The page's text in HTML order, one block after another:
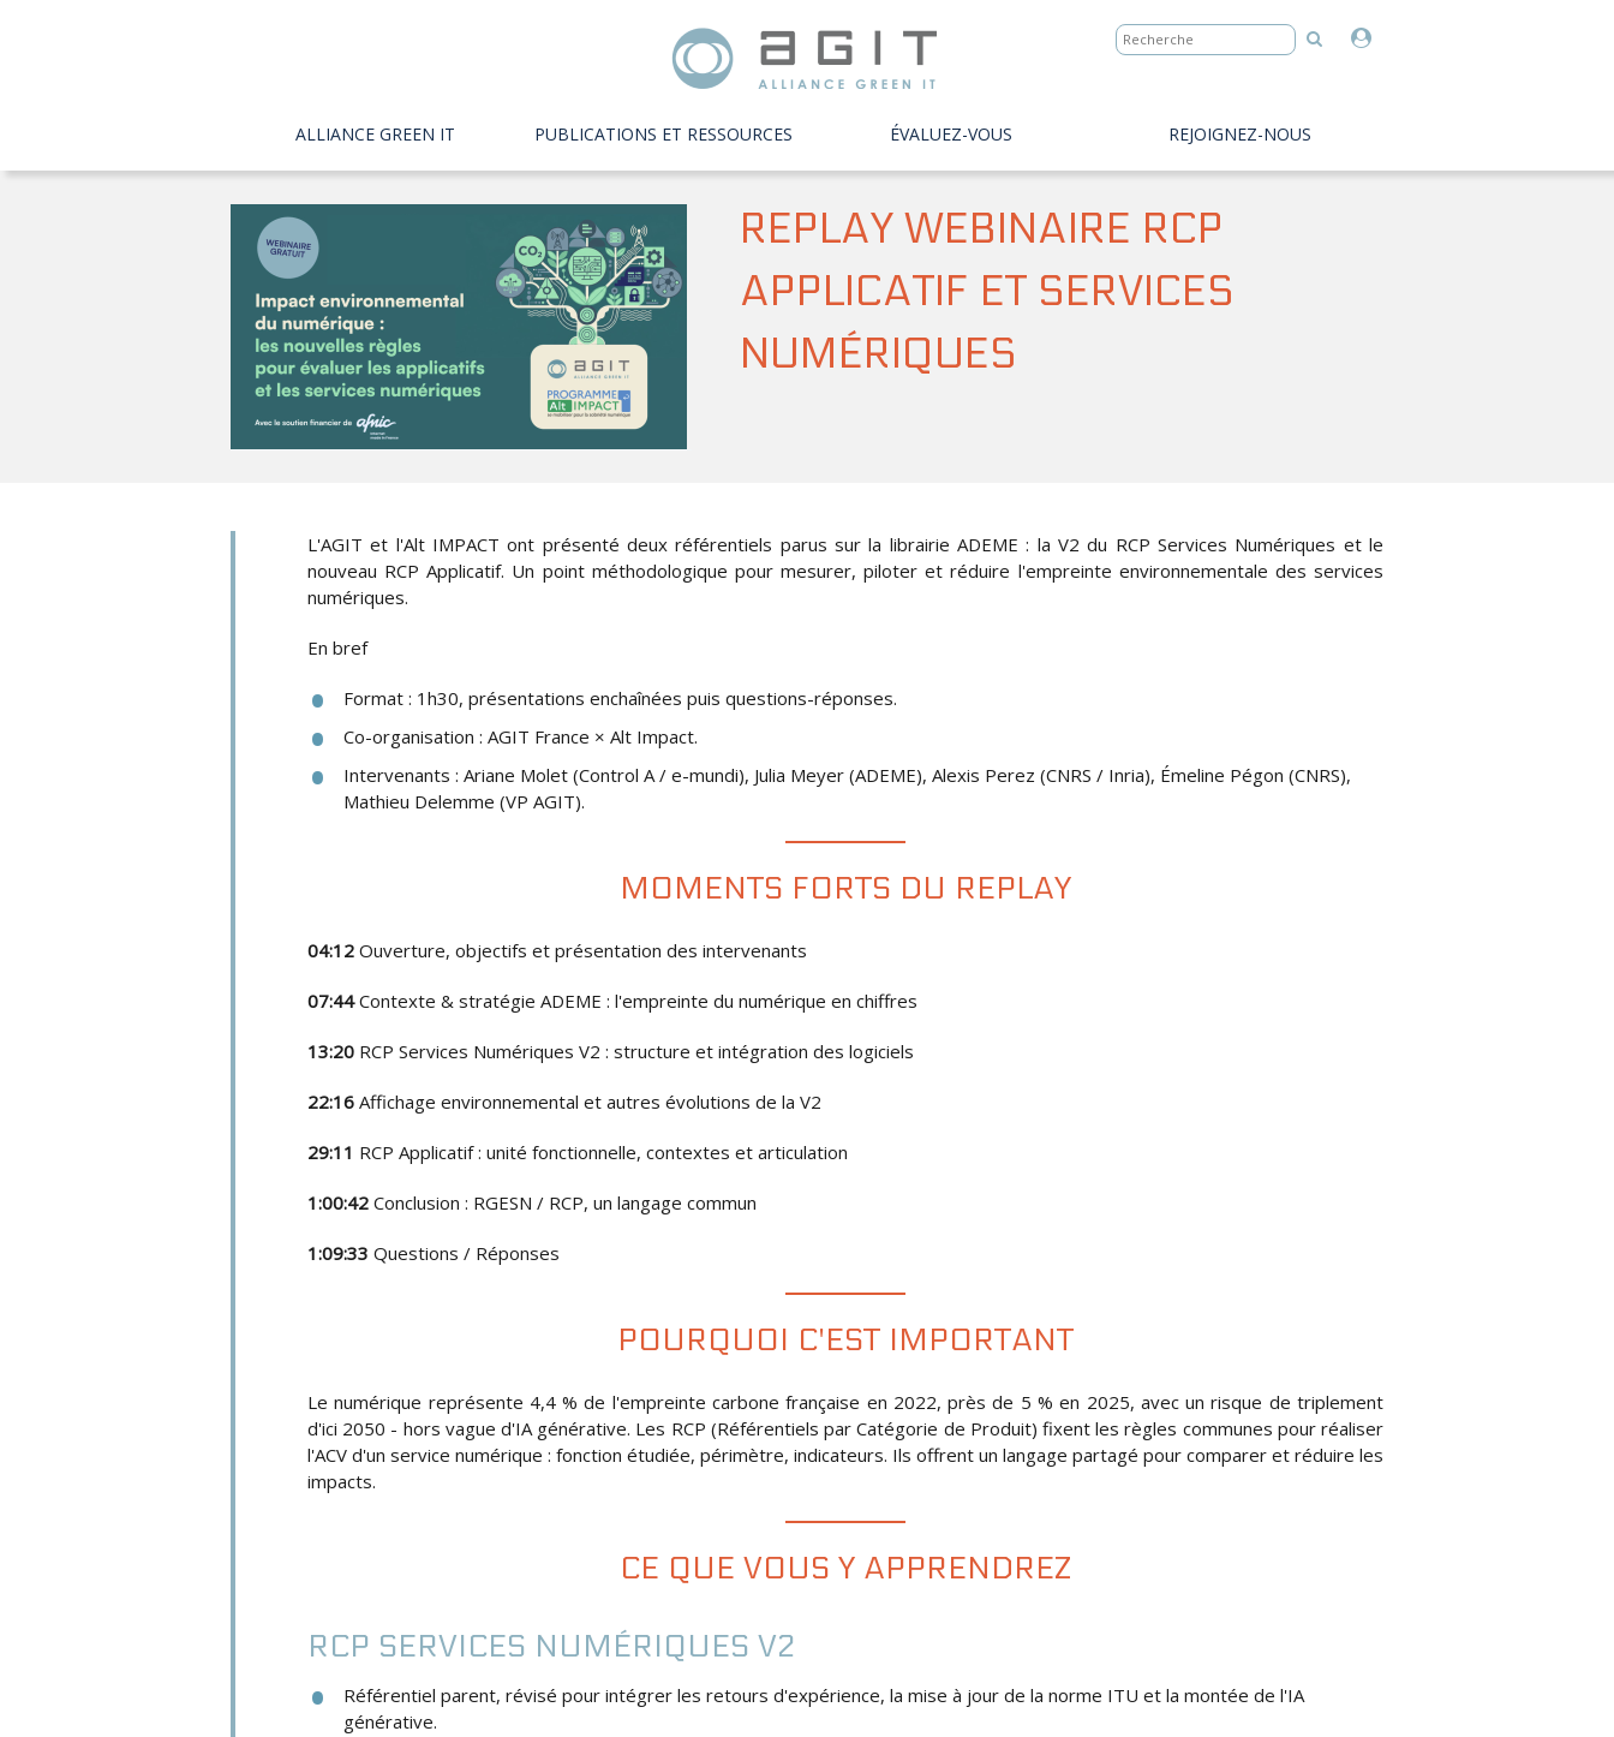
ALLIANCE GREEN IT PUBLICATIONS ET RESSOURCES ÉVALUEZ-VOUS REJOIGNEZ-NOUS
REPLAY WEBINAIRE RCP
APPLICATIF ET SERVICES
NUMÉRIQUES
L'AGIT et l'Alt IMPACT ont présenté deux référentiels parus sur la librairie ADEME : la V2 du RCP Services Numériques et le
nouveau RCP Applicatif. Un point méthodologique pour mesurer, piloter et réduire l'empreinte environnementale des services
numériques.
En bref
Format : 1h30, présentations enchaînées puis questions-réponses.
Co-organisation : AGIT France × Alt Impact.
Intervenants : Ariane Molet (Control A / e-mundi), Julia Meyer (ADEME), Alexis Perez (CNRS / Inria), Émeline Pégon (CNRS),
Mathieu Delemme (VP AGIT).
MOMENTS FORTS DU REPLAY
04:12 Ouverture, objectifs et présentation des intervenants
07:44Contexte & stratégie ADEME : l'empreinte du numérique en chiffres
13:20 RCP Services Numériques V2 : structure et intégration des logiciels
22:16 Affichage environnemental et autres évolutions de la V2
29:11 RCP Applicatif : unité fonctionnelle, contextes et articulation
1:00:42 Conclusion : RGESN / RCP, un langage commun
1:09:33 Questions / Réponses
POURQUOI C'EST IMPORTANT
Le numérique représente 4,4 % de l'empreinte carbone française en 2022, près de 5 % en 2025, avec un risque de triplement
d'ici 2050 - hors vague d'IA générative. Les RCP (Référentiels par Catégorie de Produit) fixent les règles communes pour réaliser
l'ACV d'un service numérique : fonction étudiée, périmètre, indicateurs. Ils offrent un langage partagé pour comparer et réduire les
impacts.
CE QUE VOUS Y APPRENDREZ
RCP SERVICES NUMÉRIQUES V2
Référentiel parent, révisé pour intégrer les retours d'expérience, la mise à jour de la norme ITU et la montée de l'IA
générative.